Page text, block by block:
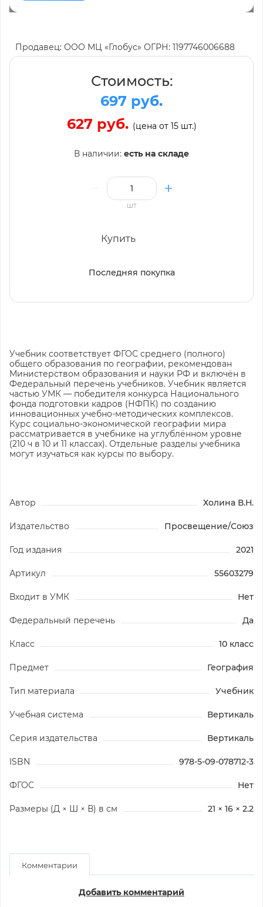
Продавец: ООО МЦ «Глобус» ОГРН: 1197746006688
Стоимость:
697 руб.
627 руб. (цена от 15 шт.)
В наличии: есть на складе
шт
Купить
Последняя покупка
Учебник соответствует ФГОС среднего (полного)
общего образования по географии, рекомендован
Министерством образования и науки РФ и включён в
Федеральный перечень учебников. Учебник является
частью УМК — победителя конкурса Национального
фонда подготовки кадров (НФПК) по созданию
инновационных учебно-методических комплексов.
Курс социально-экономической географии мира
рассматривается в учебнике на углублённом уровне
(210 ч в 10 и 11 классах). Отдельные разделы учебника
могут изучаться как курсы по выбору.
Автор Холина В.Н.
Издательство Просвещение/Союз
Год издания 2021
Артикул 55603279
Входит в УМК Нет
Федеральный перечень Да
Класс 10 класс
Предмет География
Тип материала Учебник
Учебная система Вертикаль
Серия издательства Вертикаль
ISBN 978-5-09-078712-3
ФГОС Нет
Размеры (Д × Ш × В) в см 21 × 16 × 2.2
Комментарии
Добавить комментарий